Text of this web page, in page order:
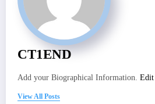
CT1END
Add your Biographical Information.
View All Posts